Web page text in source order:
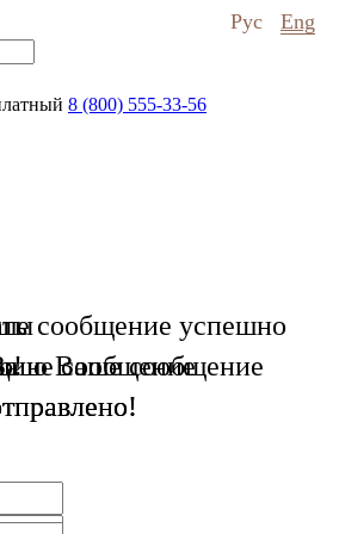
сообщение успешно
Ваше сообщение
сообщение
8 (800) 555-33-56
Рус Eng